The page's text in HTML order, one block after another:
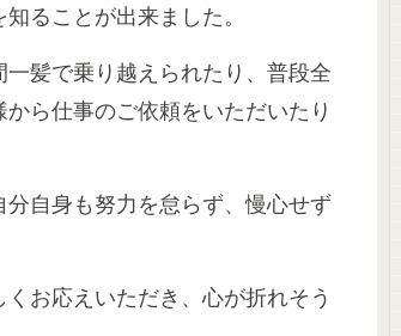
ることが出来ました。
髪で乗り越えられたり、普段全
ら仕事のご依頼をいただいたり
自身も努力を怠らず、慢心せず
お応えいただき、心が折れそう